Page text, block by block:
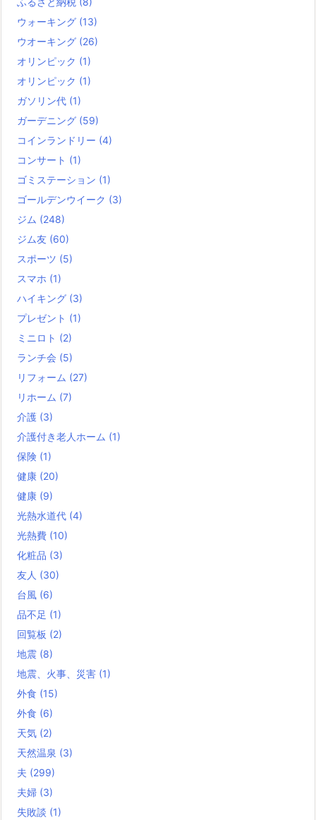
ウォーキング (13)
ウオーキング (26)
オリンピック (1)
オリンピック (1)
ガソリン代 (1)
ガーデニング (59)
コインランドリー (4)
コンサート (1)
ゴミステーション (1)
ゴールデンウイーク (3)
ジム (248)
ジム友 (60)
スポーツ (5)
スマホ (1)
ハイキング (3)
プレゼント (1)
ミニロト (2)
ランチ会 (5)
リフォーム (27)
リホーム (7)
介護 (3)
介護付き老人ホーム (1)
保険 (1)
健康 (20)
健康 (9)
光熱水道代 (4)
光熱費 (10)
化粧品 (3)
友人 (30)
台風 (6)
品不足 (1)
回覧板 (2)
地震 (8)
地震、火事、災害 (1)
外食 (15)
外食 (6)
天気 (2)
天然温泉 (3)
夫 (299)
夫婦 (3)
失敗談 (1)